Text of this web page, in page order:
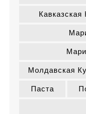
Кавказская
Молдавская
Паста